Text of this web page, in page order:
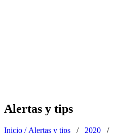
Alertas y tips
Inicio / Alertas y tips / 2020 /